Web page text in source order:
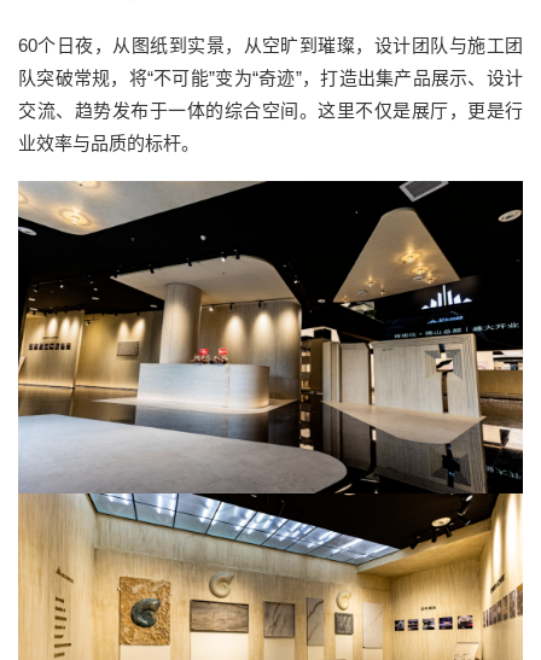
60个日夜，从图纸到实景，从空旷到璀璨，设计团队与施工团
队突破常规，将“不可能”变为“奇迹”，打造出集产品展示、设计
交流、趋势发布于一体的综合空间。这里不仅是展厅，更是行
业效率与品质的标杆。